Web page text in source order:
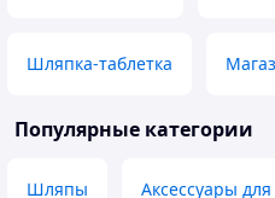
Шляпка-таблетка
Популярные категории
Шляпы Аксессуары